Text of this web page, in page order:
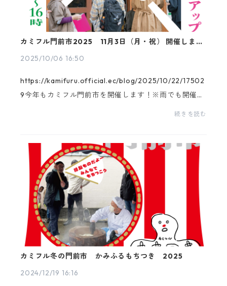
カミフル門前市2025 11月3日（月・祝） 開催しま
2025/10/06 16:50
https://kamifuru.official.ec/blog/2025/10/22/17502
9今年もカミフル門前市を開催します！※雨でも開催予
定です。日時は2025年11月3日（祝日） 10時〜16時
続きを読む
カミフル冬の門前市 かみふるもちつき 2025
2024/12/19 16:16